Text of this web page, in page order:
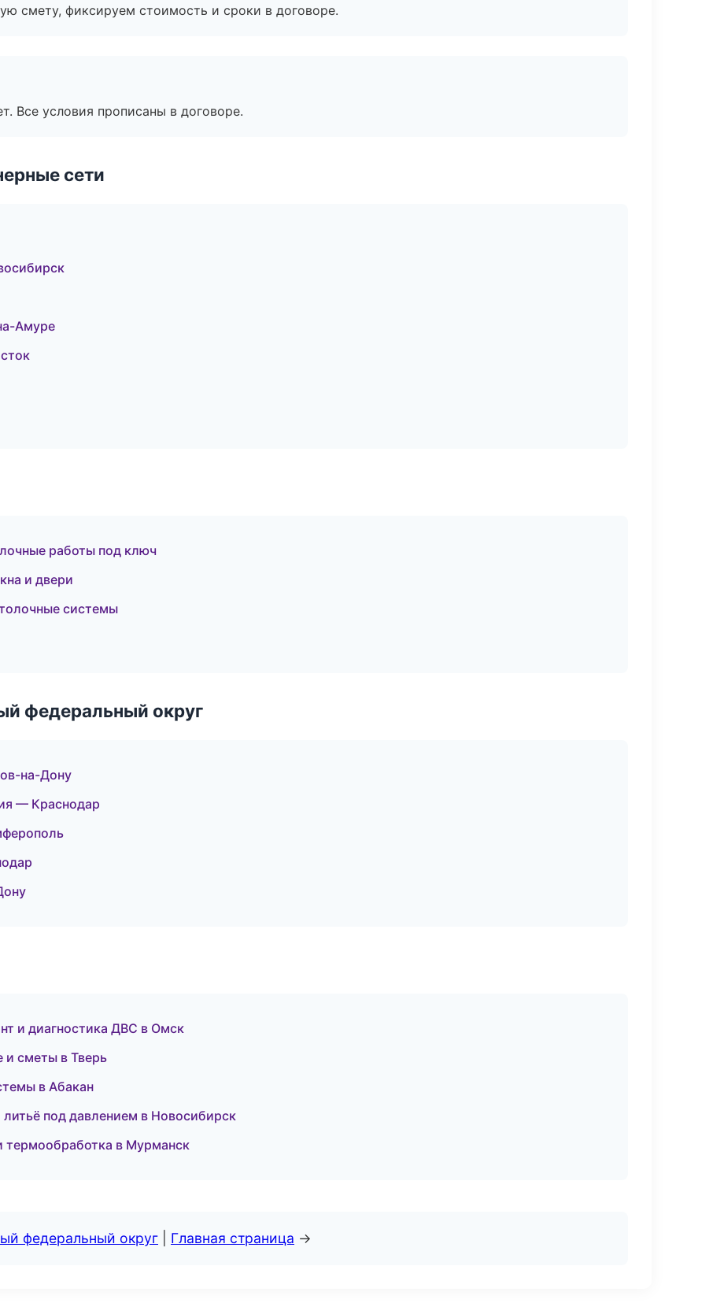
смету, фиксируем стоимость и сроки в договоре.
Все условия прописаны в договоре.
сети
Амуре
работы под ключ
и двери
системы
федеральный округ
на-Дону
— Краснодар
и диагностика ДВС в Омск
сметы в Тверь
в Абакан
под давлением в Новосибирск
термообработка в Мурманск
федеральный округ Главная страница →